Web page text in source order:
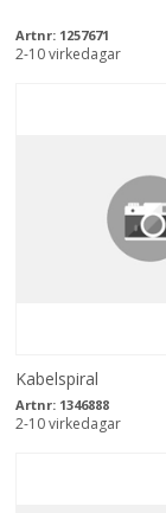
Artnr: 1257671
2-10 virkedagar
Kabelspiral
Artnr: 1346888
2-10 virkedagar